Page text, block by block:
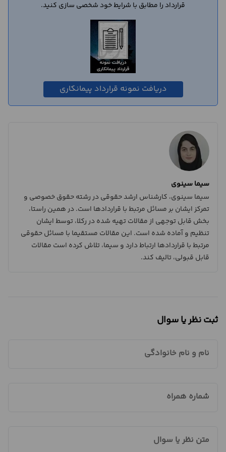
قرارداد را مطابق با شرایط خود شخصی سازی کنید.
دریافت نمونه قرارداد پیمانکاری
سیما سینوی
سیما سینوی، کارشناس ارشد حقوقی در رشته حقوق خصوصی و
تمرکز ایشان بر مسائل مرتبط با قراردادها است. در همین راستا،
بخش قابل توجهی از مقالات تهیه شده در رکلا، توسط ایشان
تنظیم و آماده شده است. این مقالات مستقیما با مسائل حقوقی
مرتبط با قراردادها ارتباط دارد و سیما، تلاش کرده است مقالات
قابل قبولی، تالیف کند.
ثبت نظر یا سوال
نام و نام خانوادگی
شماره همراه
متن نظر یا سوال